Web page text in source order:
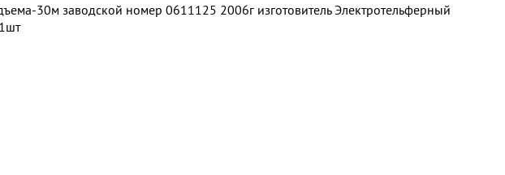
30м заводской номер 0611125 2006г изготовитель Электротельферный